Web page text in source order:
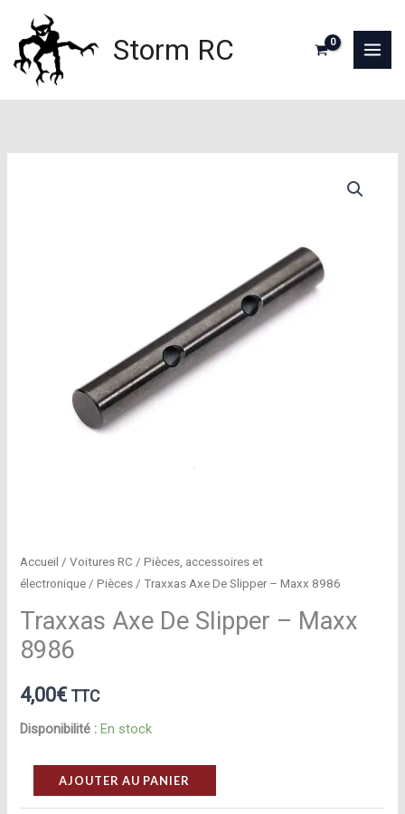
contenu
Storm RC
Accueil /Voitures RC /Pièces, accessoires et
électronique /Pièces / Traxxas Axe De Slipper – Maxx 8986
Traxxas Axe De Slipper – Maxx
8986
4,00€ TTC
Disponibilité : En stock
quantité
de
AJOUTER AU PANIER